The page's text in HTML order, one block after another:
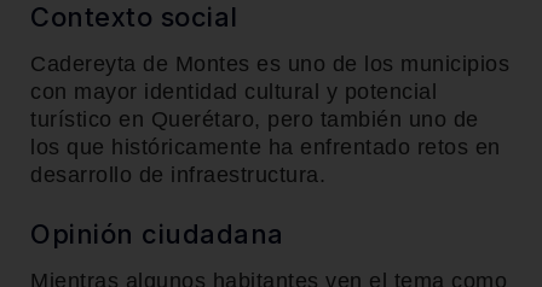
Contexto social
Cadereyta de Montes es uno de los municipios
con mayor identidad cultural y potencial
turístico en Querétaro, pero también uno de
los que históricamente ha enfrentado retos en
desarrollo de infraestructura.
Opinión ciudadana
Mientras algunos habitantes ven el tema como